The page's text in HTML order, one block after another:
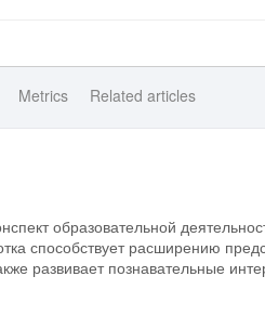
Metrics Related articles
образовательной
способствует расширению
развивает познавательные